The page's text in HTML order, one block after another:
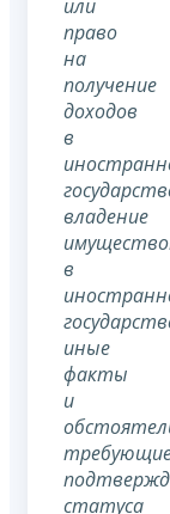
или
право
на
получение
доходов
в
владение
в
иные
факты
и
статуса